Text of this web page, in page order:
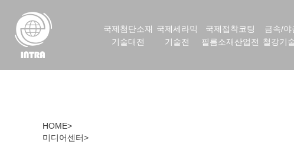
국제첨단소재
기술대전
국제세라믹
기술전
국제접착코팅
필름소재산업전
금속/야
철강기
HOME>
미디어센터>